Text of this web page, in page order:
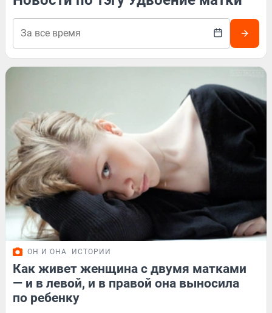
ОН И ОНА ИСТОРИИ
Как живет женщина с двумя матками
— и в левой, и в правой она выносила
по ребенку